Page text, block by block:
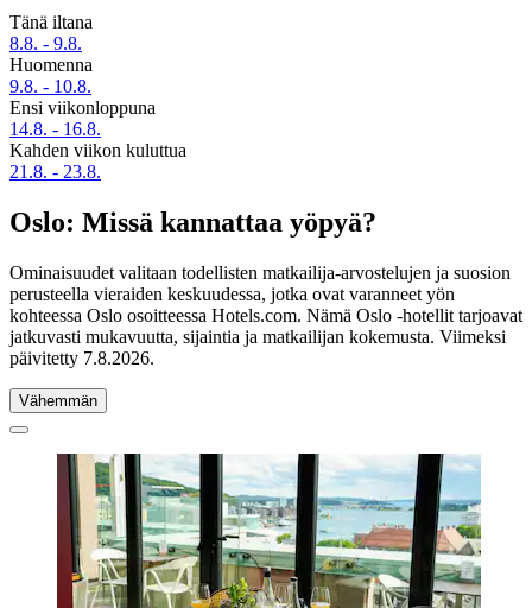
Tänä iltana
8.8. - 9.8.
Huomenna
9.8. - 10.8.
Ensi viikonloppuna
14.8. - 16.8.
Kahden viikon kuluttua
21.8. - 23.8.
Oslo: Missä kannattaa yöpyä?
Ominaisuudet valitaan todellisten matkailija-arvostelujen ja suosion
perusteella vieraiden keskuudessa, jotka ovat varanneet yön
kohteessa Oslo osoitteessa Hotels.com. Nämä Oslo -hotellit tarjoavat
jatkuvasti mukavuutta, sijaintia ja matkailijan kokemusta. Viimeksi
päivitetty 7.8.2026.
Vähemmän